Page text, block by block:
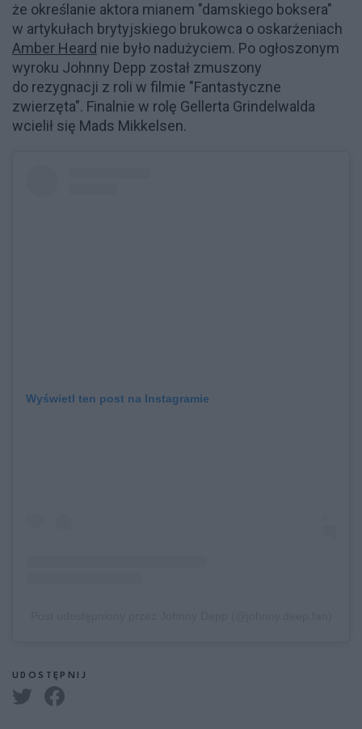
że określanie aktora mianem "damskiego boksera"
w artykułach brytyjskiego brukowca o oskarżeniach
Amber Heard nie było nadużyciem. Po ogłoszonym
wyroku Johnny Depp został zmuszony
do rezygnacji z roli w filmie "Fantastyczne
zwierzęta". Finalnie w rolę Gellerta Grindelwalda
wcielił się Mads Mikkelsen.
Wyświetl ten post na Instagramie
UDOSTĘPNIJ